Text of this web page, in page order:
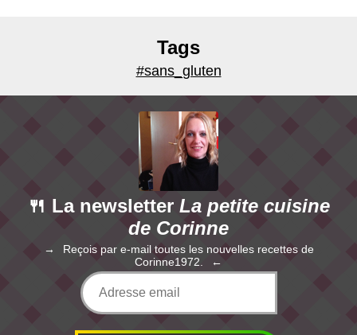
Tags
#sans_gluten
🍴 La newsletter La petite cuisine
de Corinne
Reçois par e-mail toutes les nouvelles recettes de
Corinne1972.